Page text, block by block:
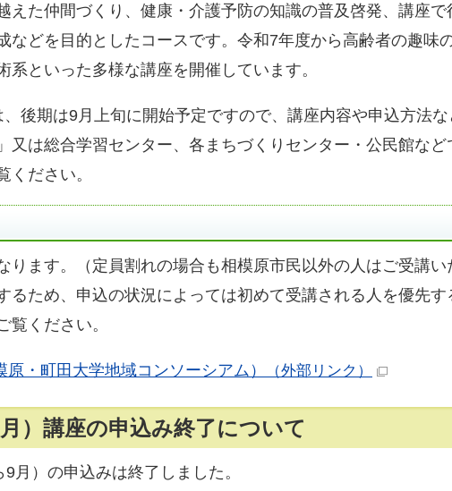
えた仲間づくり、健康・介護予防の知識の普及啓発、講座
などを目的としたコースです。令和7年度から高齢者の趣味
系といった多様な講座を開催しています。
後期は9月上旬に開始予定ですので、講座内容や申込方法
又は総合学習センター、各まちづくりセンター・公民館な
ださい。
ます。（定員割れの場合も相模原市民以外の人はご受講い
るため、申込の状況によっては初めて受講される人を優先す
ください。
・町田大学地域コンソーシアム） （外部リンク）
）講座の申込み終了について
月）の申込みは終了しました。